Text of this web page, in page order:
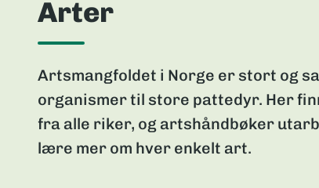
Arter
Artsmangfoldet i Norge er stort og
organismer til store pattedyr. Her
fra alle riker, og artshåndbøker
lære mer om hver enkelt art.